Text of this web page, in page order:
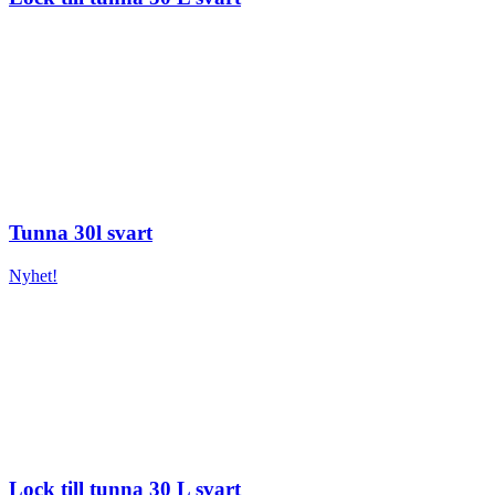
Tunna 30l svart
Nyhet!
Lock till tunna 30 L svart